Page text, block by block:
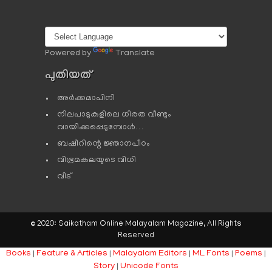
Powered by Translate
പുതിയത്
അർക്കമാപിനി
നിലപാടുകളിലെ ധീരത വീണ്ടും
വായിക്കപ്പെടുമ്പോള്‍…
ബഷീറിന്റെ ജ്ഞാനപീഠം
വിഭ്രമകലയുടെ വിധി
വീട്
© 2020: Saikatham Online Malayalam Magazine, All Rights
Reserved
Books | Feature & Articles | Malayalam Editors | ML Fonts | Poems |
Story | Unicode Fonts